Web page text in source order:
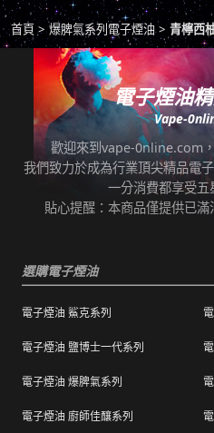
*提示2：至便利
交訂單時的暱稱
即可取貨。
*提示3：使用超
「超商取貨信用
貨服務，請顧客
任何運輸配送方
保證訂單成立後
證物流配送零機
統更新時間，會
海外運送：
海外顧客如需訂
商品若有任何瑕
站客服，以利於
七天鑑賞期內有
貨。超過七天鑑
瑕疵商品，將收
自行承擔來回運
本站所有商品在
變而造成滲漏問
並聯絡客服進行
客服。
裝上黏貼紙張或
購買之商品若符
首頁 爆脾氣系列電子煙油 青檸西
電子煙油
Vape-
歡迎來到vape-0nline.com
我們致力於成為行業頂尖精品電
一分消費都享受五
貼心提醒：本商品僅提供已
選購電子煙油
電子煙油 鯊克系列
電子煙油 鹽博士一代系列
電子煙油 爆脾氣系列
電子煙油 廚師佳釀系列